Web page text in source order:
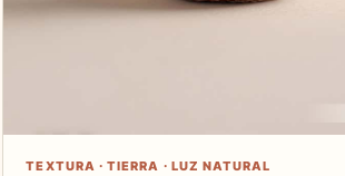
TEXTURA · TIERRA · LUZ NATURAL